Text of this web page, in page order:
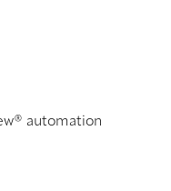
automation